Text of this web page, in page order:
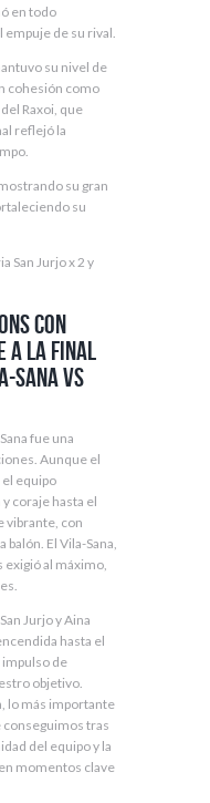
en todo
de su rival.
su nivel de
cohesión como
Raxoi, que
reflejó la
su gran
su
San Jurjo x 2 y
con
a la Final
Sana vs
fue una
Aunque el
equipo
coraje hasta el
vibrante, con
balón. El Vila-Sana,
exigió al máximo,
Jurjo y Aina
hasta el
impulso de
objetivo.
lo más importante
conseguimos tras
del equipo y la
momentos clave